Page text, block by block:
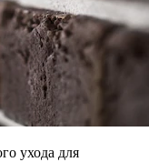
ухода для